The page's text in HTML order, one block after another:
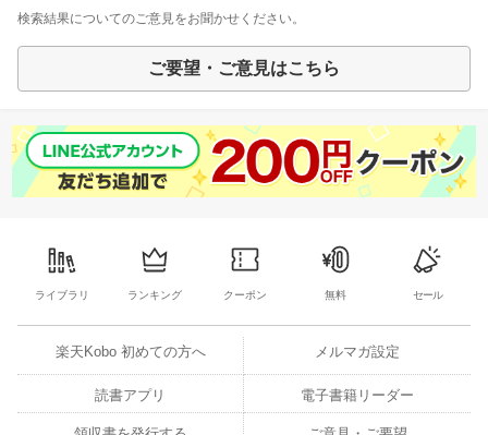
検索結果についてのご意見をお聞かせください。
ご要望・ご意見はこちら
ライブラリ ランキング クーポン 無料 セール
楽天Kobo 初めての方へ メルマガ設定
読書アプリ 電子書籍リーダー